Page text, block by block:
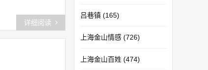
详细阅读
吕巷镇 (165)
上海金山情感 (726)
上海金山百姓 (474)